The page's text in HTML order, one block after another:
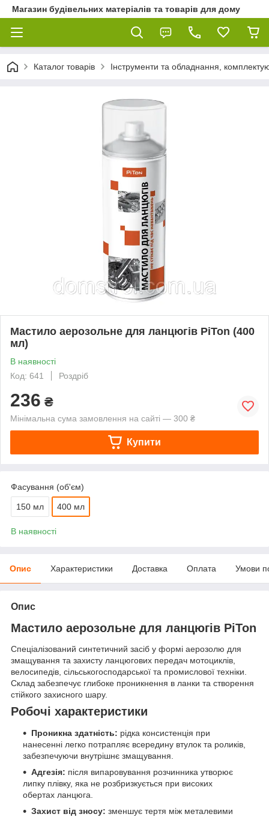
Магазин будівельних матеріалів та товарів для дому
Каталог товарів Інструменти та обладнання,
Мастило аерозольне для ланцюгів PiTon (400
мл)
В наявності
Код: 641
Роздріб
236 ₴
Мінімальна сума замовлення на сайті — 300 ₴
Купити
Фасування (об'єм)
150 мл 400 мл
В наявності
Опис Характеристики Доставка Оплата Умови
Опис
Мастило аерозольне для ланцюгів PiTon
Спеціалізований синтетичний засіб у формі аерозолю для
змащування та захисту ланцюгових передач мотоциклів,
велосипедів, сільськогосподарської та промислової техніки.
Склад забезпечує глибоке проникнення в ланки та створення
стійкого захисного шару.
Робочі характеристики
Проникна здатність: рідка консистенція при
нанесенні легко потрапляє всередину втулок та роликів,
забезпечуючи внутрішнє змащування.
Адгезія: після випаровування розчинника утворює
липку плівку, яка не розбризкується при високих
обертах ланцюга.
Захист від зносу: зменшує тертя між металевими